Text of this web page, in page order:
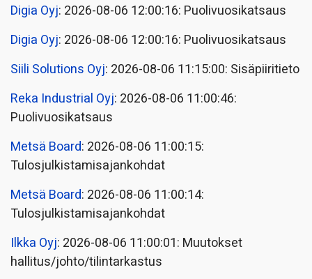
Digia Oyj: 2026-08-06 12:00:16: Puolivuosikatsaus
Digia Oyj: 2026-08-06 12:00:16: Puolivuosikatsaus
Siili Solutions Oyj: 2026-08-06 11:15:00: Sisäpiiritieto
Reka Industrial Oyj: 2026-08-06 11:00:46:
Puolivuosikatsaus
Metsä Board: 2026-08-06 11:00:15:
Tulosjulkistamisajankohdat
Metsä Board: 2026-08-06 11:00:14:
Tulosjulkistamisajankohdat
Ilkka Oyj: 2026-08-06 11:00:01: Muutokset
hallitus/johto/tilintarkastus